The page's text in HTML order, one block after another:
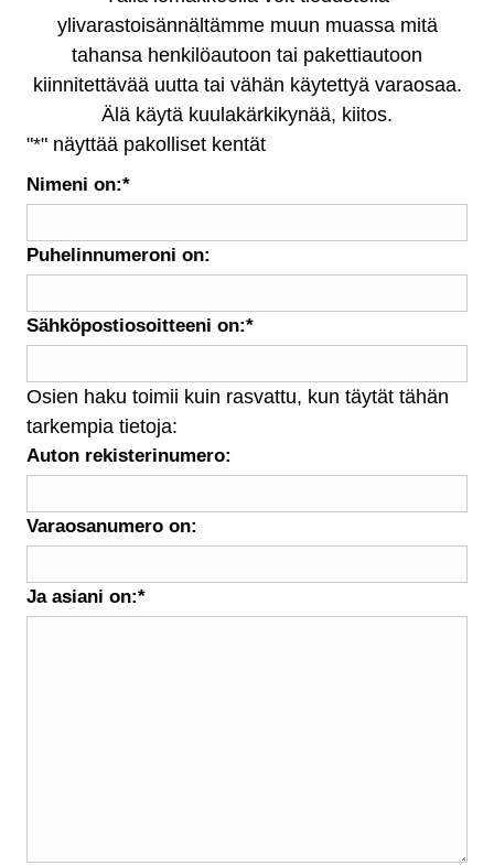
ylivarastoisännältämme muun muassa mitä
tahansa henkilöautoon tai pakettiautoon
kiinnitettävää uutta tai vähän käytettyä varaosaa.
Älä käytä kuulakärkikynää, kiitos.
"*" näyttää pakolliset kentät
Nimeni on:*
Puhelinnumeroni on:
Sähköpostiosoitteeni on:*
Osien haku toimii kuin rasvattu, kun täytät tähän
tarkempia tietoja:
Auton rekisterinumero:
Varaosanumero on:
Ja asiani on:*